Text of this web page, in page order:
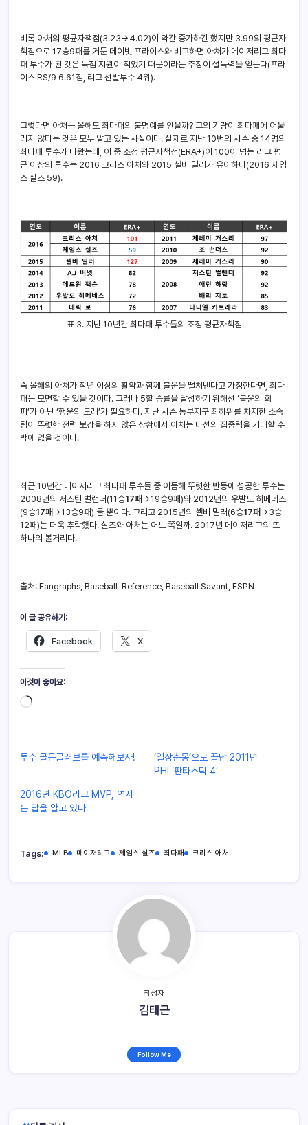
비록 아처의 평균자책점(3.23→4.02)이 약간 증가하긴 했지만 3.99의 평균자
책점으로 17승9패를 거둔 데이빗 프라이스와 비교하면 아처가 메이저리그 최다
패 투수가 된 것은 득점 지원이 적었기 때문이라는 주장이 설득력을 얻는다(프라
이스 RS/9 6.61점, 리그 선발투수 4위).
그렇다면 아처는 올해도 최다패의 불명예를 안을까? 그의 기량이 최다패에 어울
리지 않다는 것은 모두 알고 있는 사실이다. 실제로 지난 10번의 시즌 중 14명의
최다패 투수가 나왔는데, 이 중 조정 평균자책점(ERA+)이 100이 넘는 리그 평
균 이상의 투수는 2016 크리스 아처와 2015 셸비 밀러가 유이하다(2016 제임
스 실즈 59).
표 3. 지난 10년간 최다패 투수들의 조정 평균자책점
즉 올해의 아처가 작년 이상의 활약과 함께 불운을 떨쳐낸다고 가정한다면, 최다
패는 모면할 수 있을 것이다. 그러나 5할 승률을 달성하기 위해선 ‘불운의 회
피’가 아닌 ‘행운의 도래’가 필요하다. 지난 시즌 동부지구 최하위를 차지한 소속
팀이 뚜렷한 전력 보강을 하지 않은 상황에서 아처는 타선의 집중력을 기대할 수
밖에 없을 것이다.
최근 10년간 메이저리그 최다패 투수들 중 이듬해 뚜렷한 반등에 성공한 투수는
2008년의 저스틴 벌랜더(11승17패 →19승9패)와 2012년의 우발도 히메네스
(9승17패 →13승9패) 둘 뿐이다. 그리고 2015년의 셸비 밀러(6승17패 →3승
12패)는 더욱 추락했다. 실즈와 아처는 어느 쪽일까. 2017년 메이저리그의 또
하나의 볼거리다.
출처: Fangraphs, Baseball-Reference, Baseball Savant, ESPN
이 글 공유하기:
Facebook X
이것이 좋아요:
투수 골든글러브를 예측해보자!
‘일장춘몽’으로 끝난 2011년
PHI ‘판타스틱 4’
2016년 KBO리그 MVP, 역사
는 답을 알고 있다
Tags: MLB 메이저리그 제임스 실즈 최다패 크리스 아처
작성자
김태근
Follow Me